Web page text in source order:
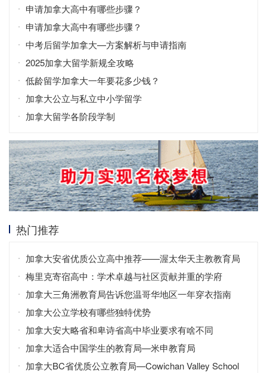
申请加拿大高中有哪些步骤？
申请加拿大高中有哪些步骤？
中考后留学加拿大—方案解析与申请指南
2025加拿大留学新规全攻略
低龄留学加拿大一年要花多少钱？
加拿大公立与私立中小学留学
加拿大留学各阶段学制
热门推荐
加拿大安省优质公立高中推荐——渥太华天主教教育局
梅里克寄宿高中：学术卓越与社区贡献并重的学府
加拿大三角洲教育局告诉您温哥华地区一年穿衣指南
加拿大公立学校有哪些独特优势
加拿大安大略省和卑诗省高中毕业要求有啥不同
加拿大适合中国学生的教育局—米申教育局
加拿大BC省优质公立教育局—Cowichan Valley School